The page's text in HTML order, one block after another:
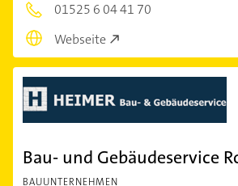
01525 6 04 41 70
Webseite
Bau- und Gebäudeservice
BAUUNTERNEHMEN